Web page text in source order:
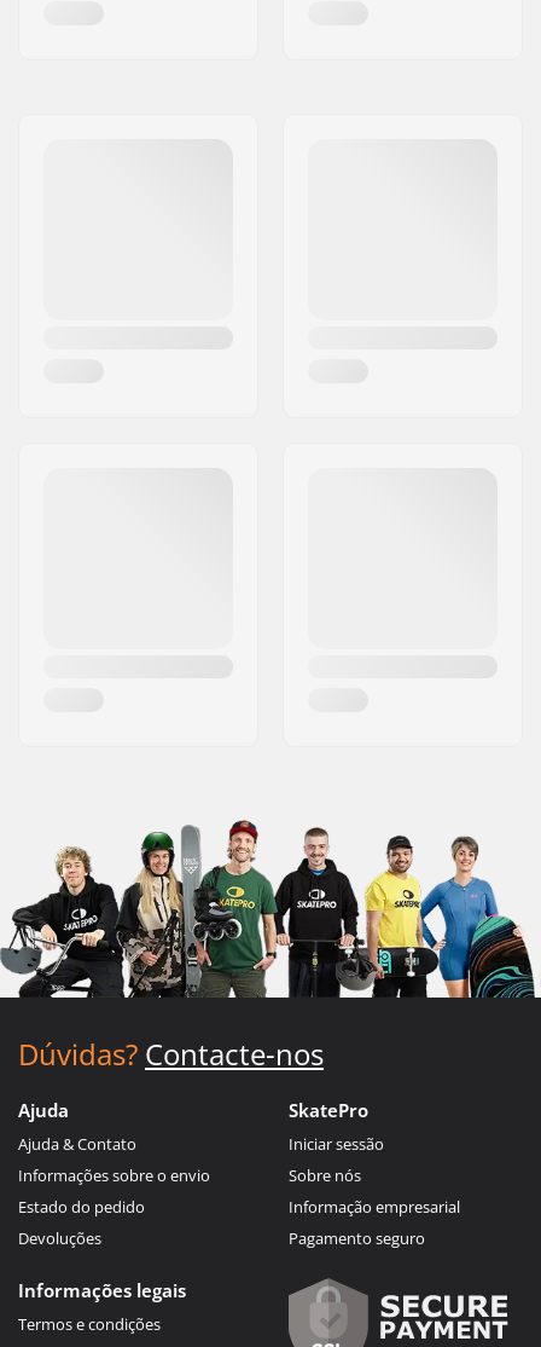
Dúvidas? Contacte-nos
Ajuda
Ajuda & Contato
Informações sobre o envio
Estado do pedido
Devoluções
SkatePro
Iniciar sessão
Sobre nós
Informação empresarial
Pagamento seguro
Informações legais
Termos e condições